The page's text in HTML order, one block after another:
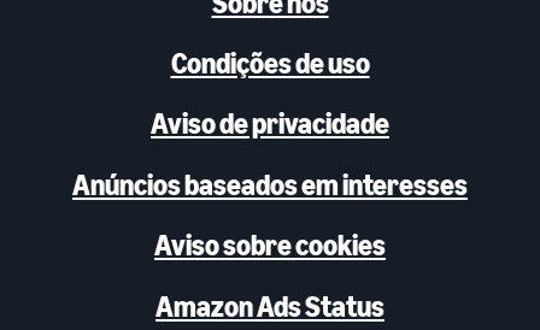
Condições de uso
Aviso de privacidade
Anúncios baseados em interesses
Aviso sobre cookies
Amazon Ads Status